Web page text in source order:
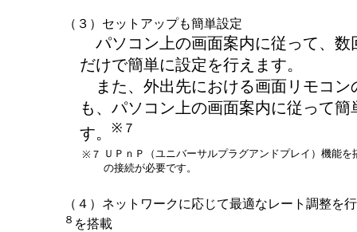
（３）セットアップも簡単設定
パソコン上の画面案内に従って、数
だけで簡単に設定を行えます。
また、外出先における画面リモコン
も、パソコン上の画面案内に従って簡
す。
※７
※７ ＵＰｎＰ（ユニバーサルプラグアンドプレイ）機能を
の接続が必要です。
（４）ネットワークに応じて最適なレート調整を
８ を搭載